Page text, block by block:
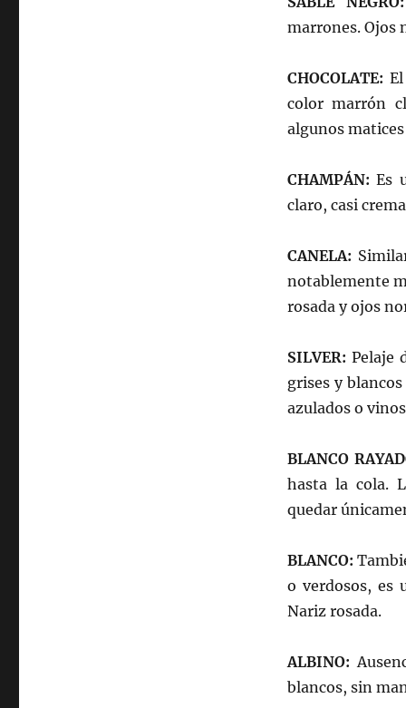
marrones. Ojos
CHOCOLATE:
color marrón
algunos
CHAMPÁN:Es
claro, casi
CANELA:
notablemente
rosada y ojos
SILVER: Pelaje
grises y
azulados o
BLANCO
hasta la cola.
quedar
BLANCO:
o verdosos, es
Nariz rosada.
ALBINO:
blancos, sin